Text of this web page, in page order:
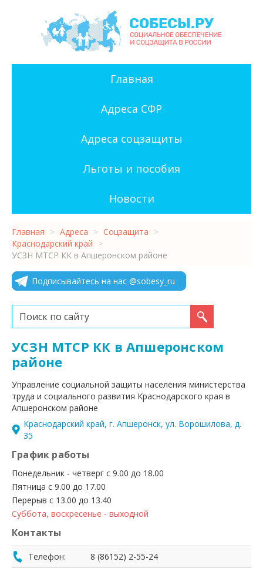
Главная
Адреса СФР
Адреса соцзащиты
Льготы и пособия
Новости
Главная > Адреса > Соцзащита >
Краснодарский край >
УСЗН МТСР КК в Апшеронском районе
Подписывайтесь на нас @sobesy_ru
Искать...
УСЗН МТСР КК в Апшеронском
районе
Управление социальной защиты населения министерства
труда и социального развития Краснодарского края в
Апшеронском районе
Краснодарский край, г. Апшеронск, ул. Ворошилова, д.
35
График работы
Понедельник - четверг с 9.00 до 18.00
Пятница с 9.00 до 17.00
Перерыв с 13.00 до 13.40
Суббота, воскресенье - выходной
Контакты
Телефон:
8 (86152) 2-55-24